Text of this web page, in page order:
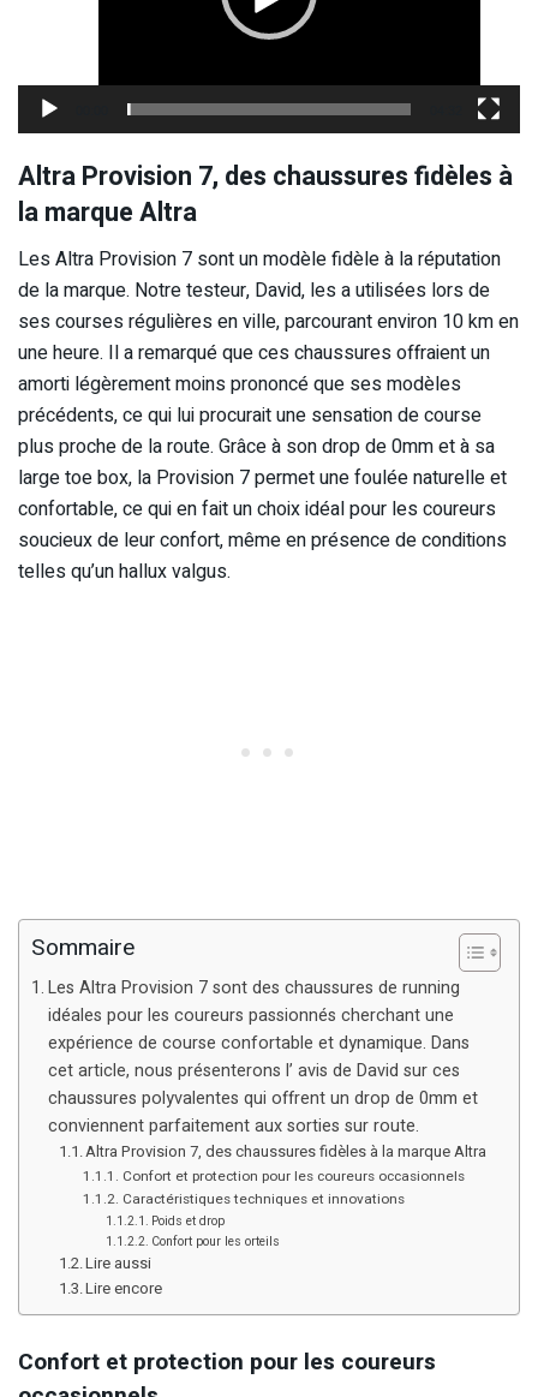
Altra Provision 7, des chaussures fidèles à
la marque Altra
Les Altra Provision 7 sont un modèle fidèle à la réputation
de la marque. Notre testeur, David, les a utilisées lors de
ses courses régulières en ville, parcourant environ 10 km en
une heure. Il a remarqué que ces chaussures offraient un
amorti légèrement moins prononcé que ses modèles
précédents, ce qui lui procurait une sensation de course
plus proche de la route. Grâce à son drop de 0mm et à sa
large toe box, la Provision 7 permet une foulée naturelle et
confortable, ce qui en fait un choix idéal pour les coureurs
soucieux de leur confort, même en présence de conditions
telles qu’un hallux valgus.
Sommaire
Les Altra Provision 7 sont des chaussures de running
idéales pour les coureurs passionnés cherchant une
expérience de course confortable et dynamique. Dans
cet article, nous présenterons l’ avis de David sur ces
chaussures polyvalentes qui offrent un drop de 0mm et
conviennent parfaitement aux sorties sur route.
Altra Provision 7, des chaussures fidèles à la marque Altra
Confort et protection pour les coureurs occasionnels
Caractéristiques techniques et innovations
Poids et drop
Confort pour les orteils
Lire aussi
Lire encore
Confort et protection pour les coureurs